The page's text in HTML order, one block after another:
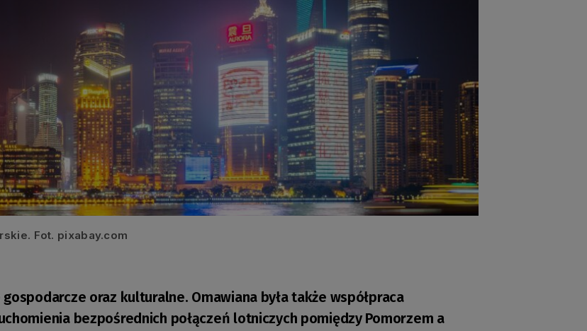
Fot. pixabay.com
oraz kulturalne. Omawiana była także współpraca
bezpośrednich połączeń lotniczych pomiędzy Pomorzem a